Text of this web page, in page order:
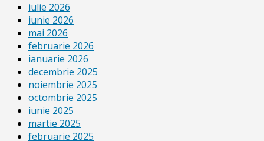
iulie 2026
iunie 2026
mai 2026
februarie 2026
ianuarie 2026
decembrie 2025
noiembrie 2025
octombrie 2025
iunie 2025
martie 2025
februarie 2025